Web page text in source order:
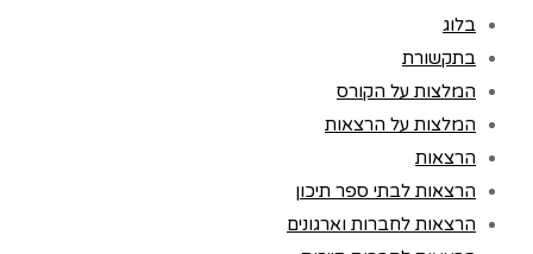
בלוג
בתקשורת
המלצות על הקורס
המלצות על הרצאות
הרצאות
הרצאות לבתי ספר תיכון
הרצאות לחברות וארגונים